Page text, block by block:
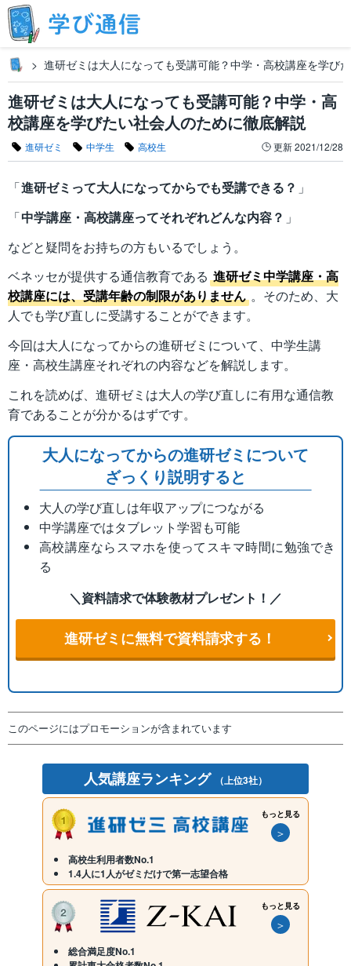
進研ゼミは大人になっても受講可能？中学・高校講座を学び
進研ゼミは大人になっても受講可能？中学・高
校講座を学びたい社会人のために徹底解説
進研ゼミ 中学生 高校生 更新2021/12/28
「進研ゼミって大人になってからでも受講できる？ 」
「中学講座・高校講座ってそれぞれどんな内容？ 」
などと疑問をお持ちの方もいるでしょう。
ベネッセが提供する通信教育である 進研ゼミ中学講座・高
校講座には、受講年齢の制限がありません 。そのため、大
人でも学び直しに受講することができます。
今回は大人になってからの進研ゼミについて、中学生講
座・高校生講座それぞれの内容などを解説します。
これを読めば、進研ゼミは大人の学び直しに有用な通信教
育であることが分かるはずです。
大人になってからの進研ゼミについて
ざっくり説明すると
大人の学び直しは年収アップにつながる
中学講座ではタブレット学習も可能
高校講座ならスマホを使ってスキマ時間に勉強でき
る
＼資料請求で体験教材プレゼント！／
進研ゼミに無料で資料請求する！
このページにはプロモーションが含まれています
人気講座ランキング （上位3社）
もっと見る
＞
高校生利用者数No.1
1.4人に1人がゼミだけで第一志望合格
もっと見る
＞
総合満足度No.1